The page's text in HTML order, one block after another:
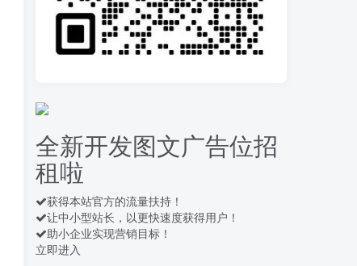
10
录屏团购商家浏览 每天
可无限做 单条/0.6 一天轻松
几百条 每天日结 多做多得
14天前 654
12 安卓高速自动点击器
工具
13 头条自动化操作发布文
章获取收益 单机单号一天下
全新开发图文广告位招
租啦
获得本站官方的流量扶持！
让中小型站长，以更快速度获得用户！
助小企业实现营销目标！
立即进入